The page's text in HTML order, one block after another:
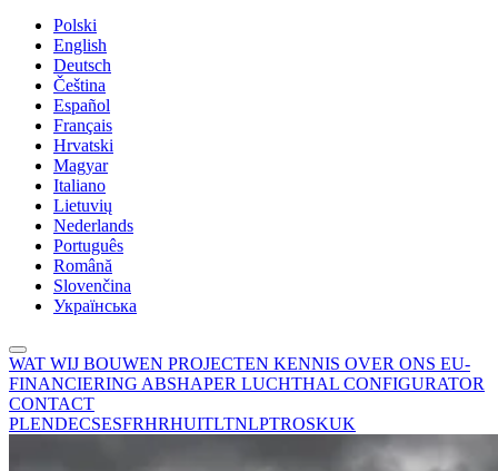
Polski
English
Deutsch
Čeština
Español
Français
Hrvatski
Magyar
Italiano
Lietuvių
Nederlands
Português
Română
Slovenčina
Українська
WAT WIJ BOUWEN PROJECTEN KENNIS OVER ONS EU-
FINANCIERING ABSHAPER LUCHTHAL CONFIGURATOR
CONTACT
PLENDECSESFRHRHUITLTNLPTROSKUK